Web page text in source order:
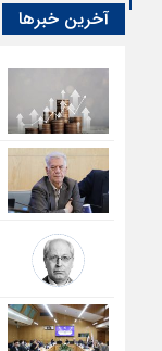
آخرین خبرها